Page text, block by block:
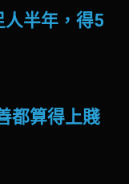
人半年，得5
都算得上賤